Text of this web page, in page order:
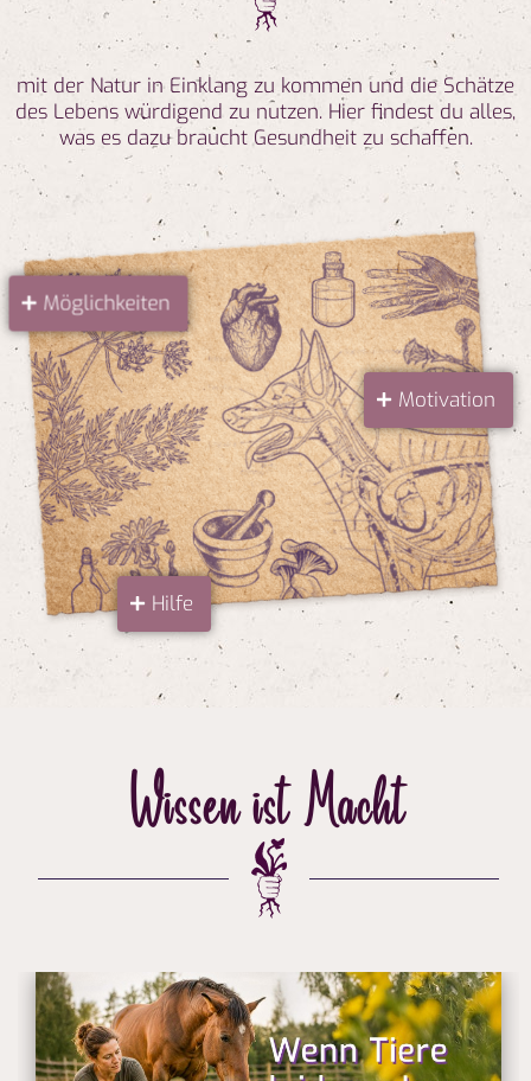
mit der Natur in Einklang zu kommen und die Schätze
des Lebens würdigend zu nutzen. Hier findest du alles,
was es dazu braucht Gesundheit zu schaffen.
Möglichkeiten
Motivation
Hilfe
Wissen ist Macht